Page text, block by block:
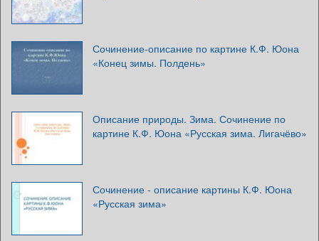
Сочинение-описание по картине К.Ф. Юона
«Конец зимы. Полдень»
Описание природы. Зима. Сочинение по
картине К.Ф. Юона «Русская зима. Лигачёво»
Сочинение - описание картины К.Ф. Юона
«Русская зима»